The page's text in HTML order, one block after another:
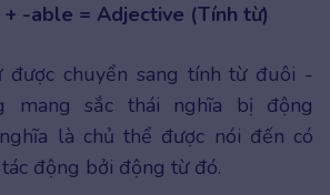
-able = Adjective (Tính từ)
được chuyển sang tính từ đuôi -
mang sắc thái nghĩa bị động
nghĩa là chủ thể được nói đến có
động bởi động từ đó.